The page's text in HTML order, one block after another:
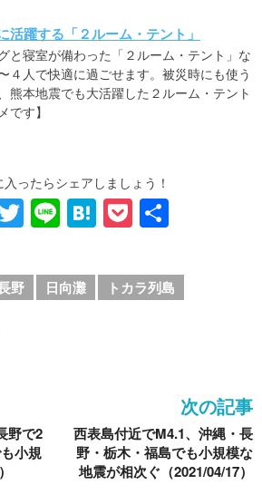
活躍する「２ルーム・テント」
と寝室が備わった「２ルーム・テント」な
４人で快適に過ごせます。被災時にも使う
熊本地震でも大活躍した２ルーム・テント
です】
ったらシェアしましょう！
T
wi
tt
er
Li
n
e
H
at
e
n
P
o
ck
et
野 日向灘
トカラ列島
野で2
小規
次の記事
西表島付近でM4.1、沖縄・長
野・栃木・福島でも小規模な
地震が相次ぐ（2021/04/17）